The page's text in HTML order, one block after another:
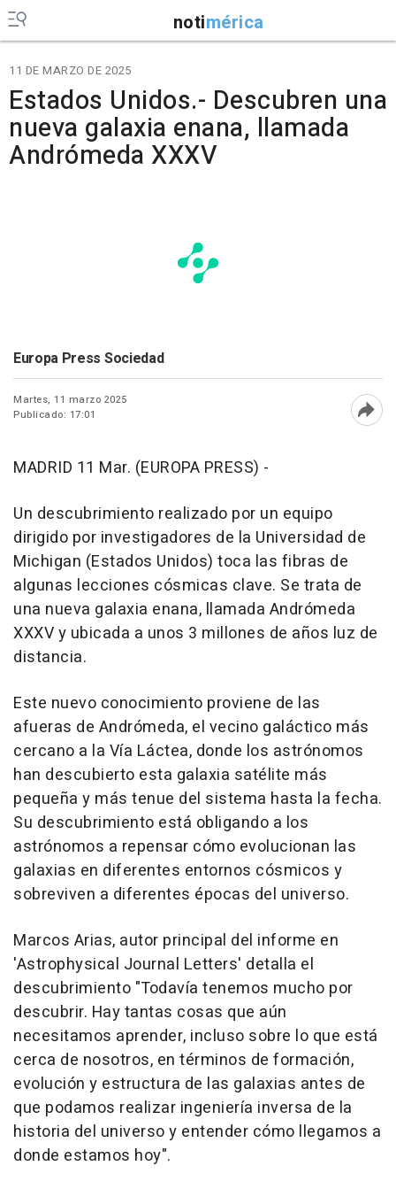
notimérica
11 DE MARZO DE 2025
Estados Unidos.- Descubren una
nueva galaxia enana, llamada
Andrómeda XXXV
Europa Press Sociedad
Martes, 11 marzo 2025
Publicado: 17:01
MADRID 11 Mar. (EUROPA PRESS) -
Un descubrimiento realizado por un equipo
dirigido por investigadores de la Universidad de
Michigan (Estados Unidos) toca las fibras de
algunas lecciones cósmicas clave. Se trata de
una nueva galaxia enana, llamada Andrómeda
XXXV y ubicada a unos 3 millones de años luz de
distancia.
Este nuevo conocimiento proviene de las
afueras de Andrómeda, el vecino galáctico más
cercano a la Vía Láctea, donde los astrónomos
han descubierto esta galaxia satélite más
pequeña y más tenue del sistema hasta la fecha.
Su descubrimiento está obligando a los
astrónomos a repensar cómo evolucionan las
galaxias en diferentes entornos cósmicos y
sobreviven a diferentes épocas del universo.
Marcos Arias, autor principal del informe en
'Astrophysical Journal Letters' detalla el
descubrimiento "Todavía tenemos mucho por
descubrir. Hay tantas cosas que aún
necesitamos aprender, incluso sobre lo que está
cerca de nosotros, en términos de formación,
evolución y estructura de las galaxias antes de
que podamos realizar ingeniería inversa de la
historia del universo y entender cómo llegamos a
donde estamos hoy".